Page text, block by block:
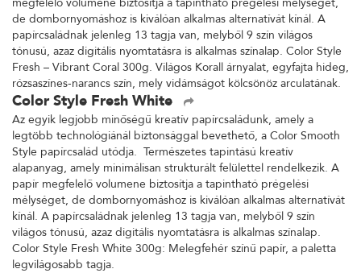
de dombornyomáshoz is kiválóan alkalmas alternatívát kínál. A
papírcsaládnak jelenleg 13 tagja van, melyből 9 szín világos
tónusú, azaz digitális nyomtatásra is alkalmas színalap. Color Style
Fresh – Vibrant Coral 300g. Világos Korall árnyalat, egyfajta hideg,
rózsaszínes-narancs szín, mely vidámságot kölcsönöz arculatának.
Color Style Fresh White
Az egyik legjobb minőségű kreatív papírcsaládunk, amely a
legtöbb technológiánál biztonsággal bevethető, a Color Smooth
Style papírcsalád utódja. Természetes tapintású kreatív
alapanyag, amely minimálisan strukturált felülettel rendelkezik. A
papír megfelelő volumene biztosítja a tapintható prégelési
mélységet, de dombornyomáshoz is kiválóan alkalmas alternatívát
kínál. A papírcsaládnak jelenleg 13 tagja van, melyből 9 szín
világos tónusú, azaz digitális nyomtatásra is alkalmas színalap.
Color Style Fresh White 300g: Melegfehér színű papír, a paletta
legvilágosabb tagja.